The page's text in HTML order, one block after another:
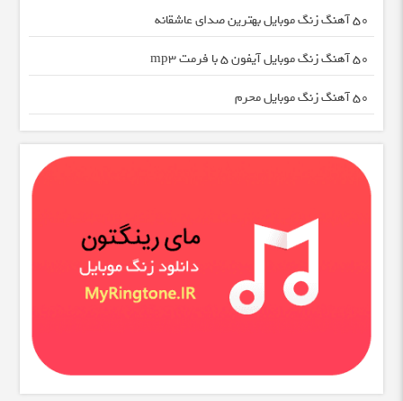
50 آهنگ زنگ موبایل بهترین صدای عاشقانه
50 آهنگ زنگ موبایل آیفون 5 با فرمت mp3
50 آهنگ زنگ موبایل محرم